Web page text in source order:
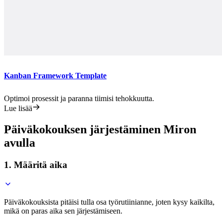
Kanban Framework Template
Optimoi prosessit ja paranna tiimisi tehokkuutta.
Lue lisää
Päiväkokouksen järjestäminen Miron
avulla
1. Määritä aika
Päiväkokouksista pitäisi tulla osa työrutiinianne, joten kysy kaikilta,
mikä on paras aika sen järjestämiseen.